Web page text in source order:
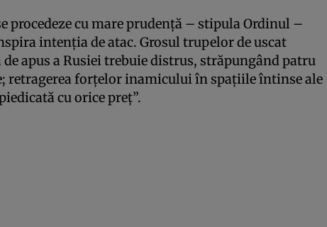
procedeze cu mare prudență – stipula Ordinul –
intenția de atac. Grosul trupelor de uscat
apus a Rusiei trebuie distrus, străpungând patru
retragerea forțelor inamicului în spațiile întinse ale
cu orice preț”.